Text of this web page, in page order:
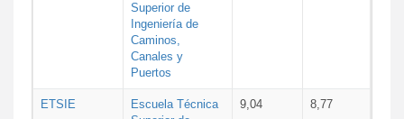
Superior de
Ingeniería de
Caminos,
Canales y
Puertos
ETSIE
Escuela Técnica
9,04 8,77